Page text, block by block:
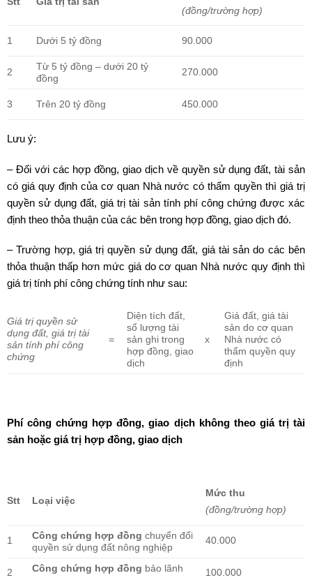
(đồng/trường hợp)
1 Dưới 5 tỷ đồng 90.000
2
Từ 5 tỷ đồng – dưới 20 tỷ
đồng
270.000
3 Trên 20 tỷ đồng 450.000
Lưu ý:
– Đối với các hợp đồng, giao dịch về quyền sử dụng đất, tài sản
có giá quy định của cơ quan Nhà nước có thẩm quyền thì giá trị
quyền sử dụng đất, giá trị tài sản tính phí công chứng được xác
định theo thỏa thuận của các bên trong hợp đồng, giao dịch đó.
– Trường hợp, giá trị quyền sử dụng đất, giá tài sản do các bên
thỏa thuận thấp hơn mức giá do cơ quan Nhà nước quy định thì
giá trị tính phí công chứng tính như sau:
Giá trị quyền sử
dụng đất, giá trị tài
sản tính phí công
chứng
=
Diện tích đất,
số lượng tài
sản ghi trong
hợp đồng, giao
dịch
x
Giá đất, giá tài
sản do cơ quan
Nhà nước có
thẩm quyền quy
định
Phí công chứng hợp đồng, giao dịch không theo giá trị tài
sản hoặc giá trị hợp đồng, giao dịch
Stt Loại việc
Mức thu
(đồng/trường hợp)
1
Công chứng hợp đồng chuyển đổi
quyền sử dụng đất nông nghiệp
40.000
2 Công chứng hợp đồng bảo lãnh 100.000